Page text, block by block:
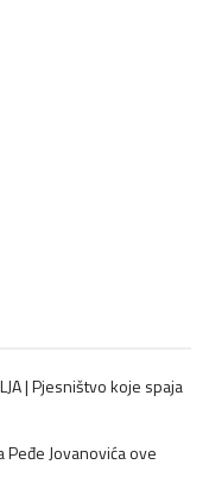
| Pjesništvo koje spaja
Jovanovića ove